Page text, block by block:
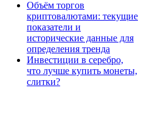
Объём торгов
криптовалютами: текущие
показатели и
исторические данные для
определения тренда
Инвестиции в серебро,
что лучше купить монеты,
слитки?